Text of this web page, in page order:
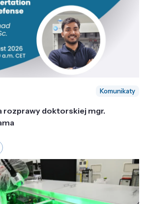
Komunikaty
rozprawy doktorskiej mgr.